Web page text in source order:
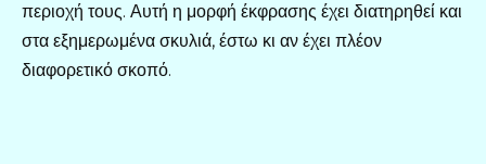
περιοχή τους. Αυτή η μορφή έκφρασης έχει διατηρηθεί και
στα εξημερωμένα σκυλιά, έστω κι αν έχει πλέον
διαφορετικό σκοπό.